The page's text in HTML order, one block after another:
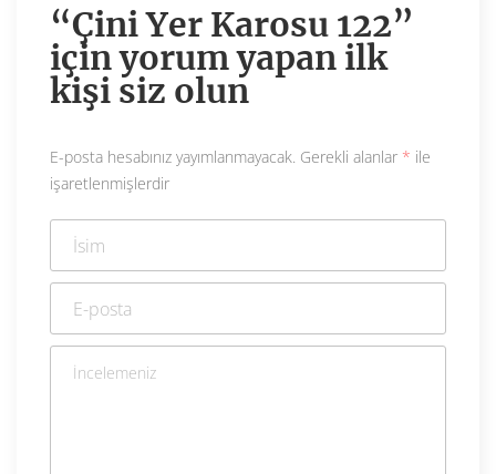
“Çini Yer Karosu 122”
için yorum yapan ilk
kişi siz olun
E-posta hesabınız yayımlanmayacak. Gerekli alanlar * ile
işaretlenmişlerdir